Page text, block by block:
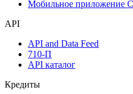
Надстройка Excel
Мобильное приложение
API
API and Data Feed